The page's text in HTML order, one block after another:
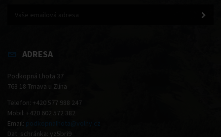
ADRESA
Podkopná Lhota 37
763 18 Trnava u Zlína
Telefon: +420 577 988 247
Mobil: +420 602 572 382
Email: podkopnalhota@volny.cz
Dat. schránka: yz5bri9